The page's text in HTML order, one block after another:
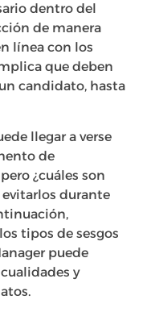
dentro del
de manera
línea con los
que deben
candidato, hasta
llegar a verse
de
¿cuáles son
durante
tipos de sesgos
puede
y